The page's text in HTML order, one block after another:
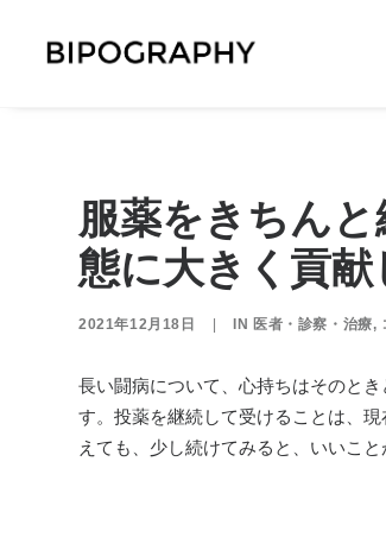
服薬をきちん
態に大きく貢献
2021年12月18日 IN 医者・診察・治療,
長い闘病について、心持ちはそのと
す。投薬を継続して受けることは、
えても、少し続けてみると、いいこと